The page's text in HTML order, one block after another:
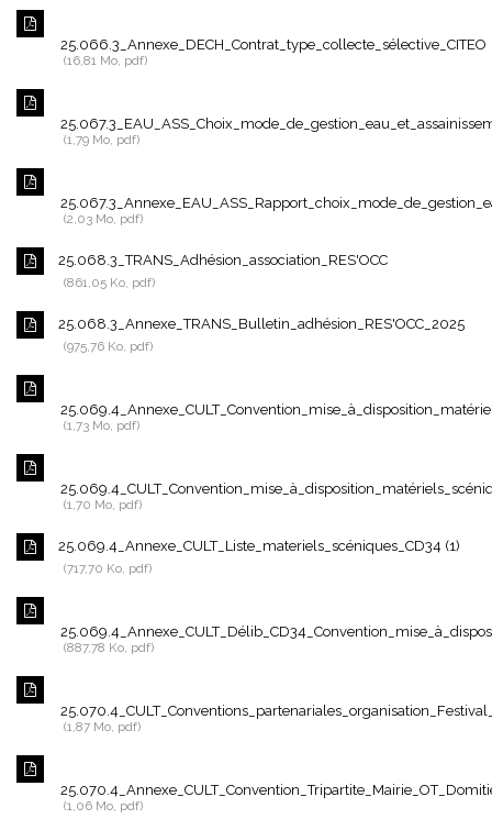
25.066.3_Annexe_DECH_Contrat_type_collecte_sélective_CITEO
16,81 Mo, pdf
1,79 Mo, pdf
2,03 Mo, pdf
25.068.3_TRANS_Adhésion_association_RES'OCC
861,05 Ko, pdf
25.068.3_Annexe_TRANS_Bulletin_adhésion_RES'OCC_2025
975,76 Ko, pdf
1,73 Mo, pdf
1,70 Mo, pdf
25.069.4_Annexe_CULT_Liste_materiels_scéniques_CD34 (1)
717,70 Ko, pdf
887,78 Ko, pdf
1,87 Mo, pdf
1,06 Mo, pdf